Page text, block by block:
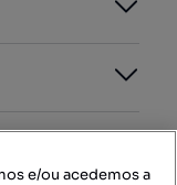
e/ou acedemos a